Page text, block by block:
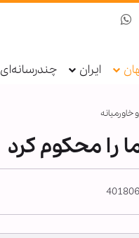
ایران چندرسانه‌ای
خاورمیانه
را محکوم کرد